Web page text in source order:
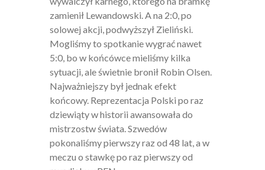
zamienił Lewandowski. A na 2:0, po
solowej akcji, podwyższył Zieliński.
Mogliśmy to spotkanie wygrać nawet
5:0, bo w końcówce mieliśmy kilka
sytuacji, ale świetnie bronił Robin Olsen.
Najważniejszy był jednak efekt
końcowy. Reprezentacja Polski po raz
dziewiąty w historii awansowała do
mistrzostw świata. Szwedów
pokonaliśmy pierwszy raz od 48 lat, a w
meczu o stawkę po raz pierwszy od